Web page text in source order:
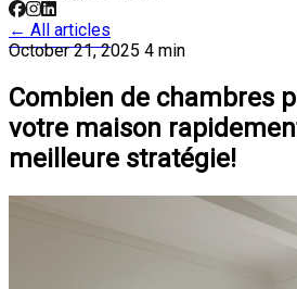
← All articles
October 21, 2025 4 min
Combien de chambres
votre maison
meilleure stratégie!